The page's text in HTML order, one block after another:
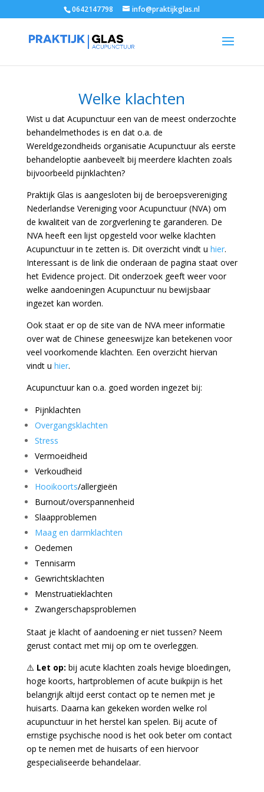
0642147798 info@praktijkglas.nl
Welke klachten
Wist u dat Acupunctuur een van de meest onderzochte
behandelmethodes is en dat o.a. de
Wereldgezondheids organisatie Acupunctuur als eerste
behandeloptie aanbeveelt bij meerdere klachten zoals
bijvoorbeeld pijnklachten?
Praktijk Glas is aangesloten bij de beroepsvereniging
Nederlandse Vereniging voor Acupunctuur (NVA) om
de kwaliteit van de zorgverlening te garanderen. De
NVA heeft een lijst opgesteld voor welke klachten
Acupunctuur in te zetten is. Dit overzicht vindt u hier.
Interessant is de link die onderaan de pagina staat over
het Evidence project. Dit onderzoek geeft weer voor
welke aandoeningen Acupunctuur nu bewijsbaar
ingezet kan worden.
Ook staat er op de site van de NVA meer informatie
over wat de Chinese geneeswijze kan betekenen voor
veel voorkomende klachten. Een overzicht hiervan
vindt u hier.
Acupunctuur kan o.a. goed worden ingezet bij:
Pijnklachten
Overgangsklachten
Stress
Vermoeidheid
Verkoudheid
Hooikoorts/allergieën
Burnout/overspannenheid
Slaapproblemen
Maag en darmklachten
Oedemen
Tennisarm
Gewrichtsklachten
Menstruatieklachten
Zwangerschapsproblemen
Staat je klacht of aandoening er niet tussen? Neem
gerust contactmet mij op om te overleggen.
⚠️ Let op: bij acute klachten zoals hevige bloedingen,
hoge koorts, hartproblemen of acute buikpijn is het
belangrijk altijd eerst contact op te nemen met je
huisarts. Daarna kan gekeken worden welke rol
acupunctuur in het herstel kan spelen. Bij acute of
ernstige psychische nood is het ook beter om contact
op te nemen met de huisarts of een hiervoor
gespecialiseerde behandelaar.